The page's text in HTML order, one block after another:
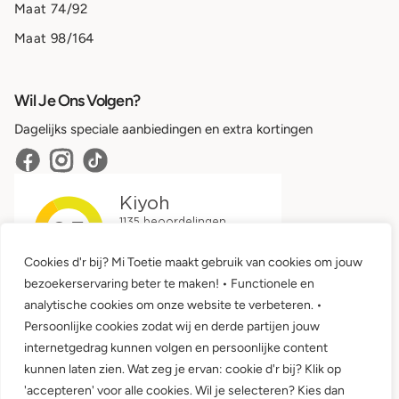
Cookies d'r bij? Mi Toetie maakt gebruik van cookies om jouw
bezoekerservaring beter te maken! • Functionele en
analytische cookies om onze website te verbeteren. •
Persoonlijke cookies zodat wij en derde partijen jouw
internetgedrag kunnen volgen en persoonlijke content
kunnen laten zien. Wat zeg je ervan: cookie d'r bij? Klik op
'accepteren' voor alle cookies. Wil je selecteren? Kies dan
Maat 74/92
Maat 98/164
Wil Je Ons Volgen?
Dagelijks speciale aanbiedingen en extra kortingen